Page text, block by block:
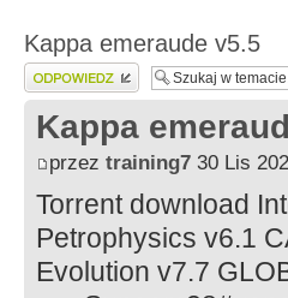
Kappa emeraude v5.5
Wyślij odpowiedź
Kappa
przez training7 30 Lis
Torrent download
Petrophysics v6.1
Evolution v7.7